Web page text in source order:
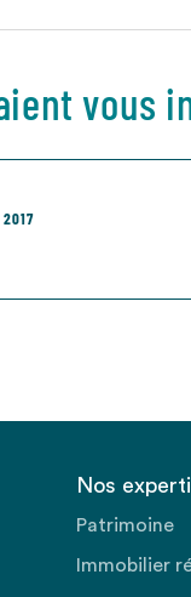
vous
Nos
Patrimoine
Immobilier